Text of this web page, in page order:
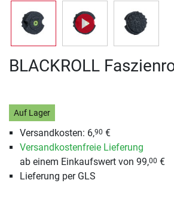
BLACKROLL
Auf Lager
Versandkosten: 6,90 €
Versandkostenfreie Lieferung
ab einem Einkaufswert von 99,00 €
Lieferung per GLS